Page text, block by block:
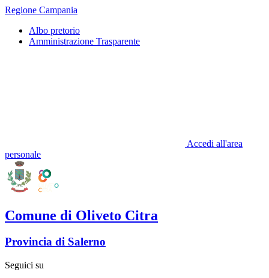
Regione Campania
Albo pretorio
Amministrazione Trasparente
Accedi all'area
personale
Comune di Oliveto Citra
Provincia di Salerno
Seguici su